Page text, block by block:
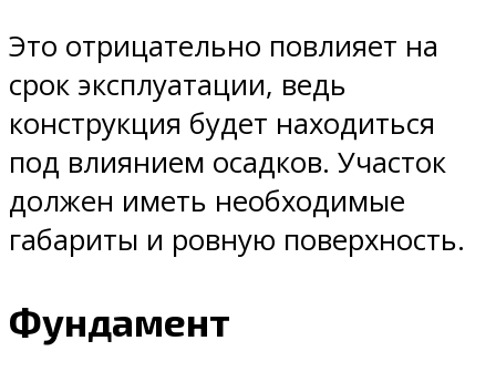
Это отрицательно повлияет на
срок эксплуатации, ведь
конструкция будет находиться
под влиянием осадков. Участок
должен иметь необходимые
габариты и ровную поверхность.
Фундамент